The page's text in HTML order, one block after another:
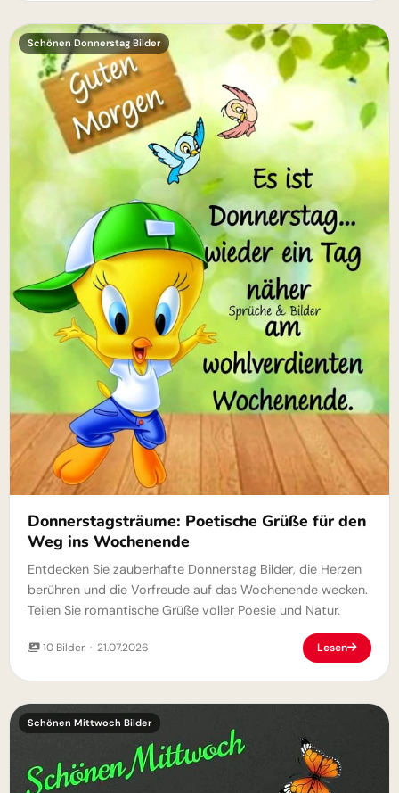
Schönen Donnerstag Bilder
Donnerstagsträume: Poetische Grüße für den
Weg ins Wochenende
Entdecken Sie zauberhafte Donnerstag Bilder, die Herzen
berühren und die Vorfreude auf das Wochenende wecken.
Teilen Sie romantische Grüße voller Poesie und Natur.
10 Bilder · 21.07.2026 Lesen
Schönen Mittwoch Bilder